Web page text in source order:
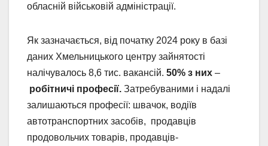
обласній військовій адміністрації.
Як зазначається, від початку 2024 року в базі
даних Хмельницького центру зайнятості
налічувалось 8,6 тис. вакансій. 50% з них –
робітничі професії. Затребуваними і надалі
залишаються професії: швачок, водіїв
автотранспортних засобів, продавців
продовольчих товарів, продавців-